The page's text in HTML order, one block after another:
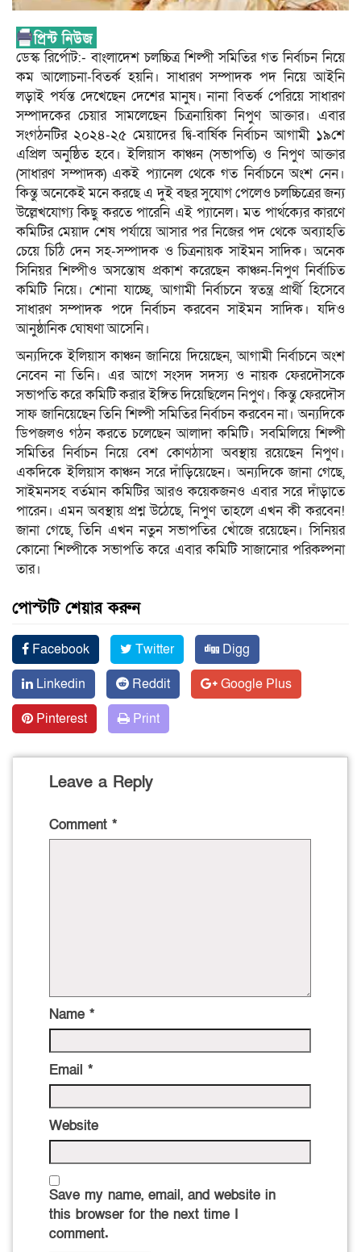
ডেস্ক রির্পোট:- বাংলাদেশ চলচ্চিত্র শিল্পী সমিতির গত নির্বাচন নিয়ে
কম আলোচনা-বিতর্ক হয়নি। সাধারণ সম্পাদক পদ নিয়ে আইনি
লড়াই পর্যন্ত দেখেছেন দেশের মানুষ। নানা বিতর্ক পেরিয়ে সাধারণ
সম্পাদকের চেয়ার সামলেছেন চিত্রনায়িকা নিপুণ আক্তার। এবার
সংগঠনটির ২০২৪-২৫ মেয়াদের দ্বি-বার্ষিক নির্বাচন আগামী ১৯শে
এপ্রিল অনুষ্ঠিত হবে। ইলিয়াস কাঞ্চন (সভাপতি) ও নিপুণ আক্তার
(সাধারণ সম্পাদক) একই প্যানেল থেকে গত নির্বাচনে অংশ নেন।
কিন্তু অনেকেই মনে করছে এ দুই বছর সুযোগ পেলেও চলচ্চিত্রের জন্য
উল্লেখযোগ্য কিছু করতে পারেনি এই প্যানেল। মত পার্থক্যের কারণে
কমিটির মেয়াদ শেষ পর্যায়ে আসার পর নিজের পদ থেকে অব্যাহতি
চেয়ে চিঠি দেন সহ-সম্পাদক ও চিত্রনায়ক সাইমন সাদিক। অনেক
সিনিয়র শিল্পীও অসন্তোষ প্রকাশ করেছেন কাঞ্চন-নিপুণ নির্বাচিত
কমিটি নিয়ে। শোনা যাচ্ছে, আগামী নির্বাচনে স্বতন্ত্র প্রার্থী হিসেবে
সাধারণ সম্পাদক পদে নির্বাচন করবেন সাইমন সাদিক। যদিও
আনুষ্ঠানিক ঘোষণা আসেনি।
অন্যদিকে ইলিয়াস কাঞ্চন জানিয়ে দিয়েছেন, আগামী নির্বাচনে অংশ
নেবেন না তিনি। এর আগে সংসদ সদস্য ও নায়ক ফেরদৌসকে
সভাপতি করে কমিটি করার ইঙ্গিত দিয়েছিলেন নিপুণ। কিন্তু ফেরদৌস
সাফ জানিয়েছেন তিনি শিল্পী সমিতির নির্বাচন করবেন না। অন্যদিকে
ডিপজলও গঠন করতে চলেছেন আলাদা কমিটি। সবমিলিয়ে শিল্পী
সমিতির নির্বাচন নিয়ে বেশ কোণঠাসা অবস্থায় রয়েছেন নিপুণ।
একদিকে ইলিয়াস কাঞ্চন সরে দাঁড়িয়েছেন। অন্যদিকে জানা গেছে,
সাইমনসহ বর্তমান কমিটির আরও কয়েকজনও এবার সরে দাঁড়াতে
পারেন। এমন অবস্থায় প্রশ্ন উঠেছে, নিপুণ তাহলে এখন কী করবেন!
জানা গেছে, তিনি এখন নতুন সভাপতির খোঁজে রয়েছেন। সিনিয়র
কোনো শিল্পীকে সভাপতি করে এবার কমিটি সাজানোর পরিকল্পনা
তার।
পোস্টটি শেয়ার করুন
Facebook Twitter
Digg
Linkedin
Reddit
Google Plus
Pinterest
Print
Leave a Reply
Comment *
Name *
Email *
Website
Save my name, email, and website in
this browser for the next time I
comment.